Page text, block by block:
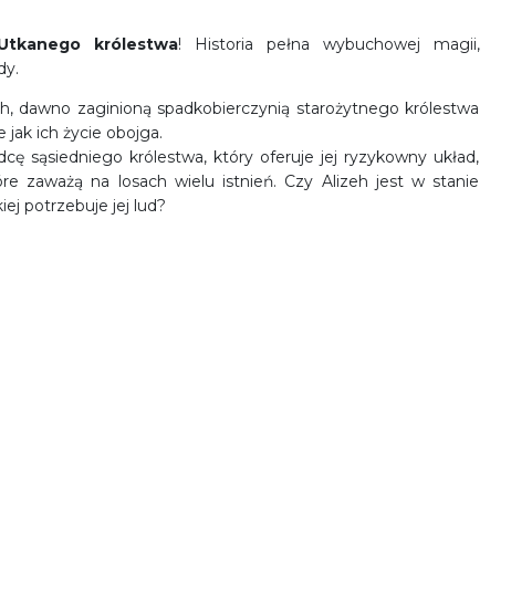
królestwa! Historia pełna wybuchowej magii,
dawno zaginioną spadkobierczynią starożytnego królestwa
jak ich życie obojga.
sąsiedniego królestwa, który oferuje jej ryzykowny układ,
zaważą na losach wielu istnień. Czy Alizeh jest w stanie
potrzebuje jej lud?